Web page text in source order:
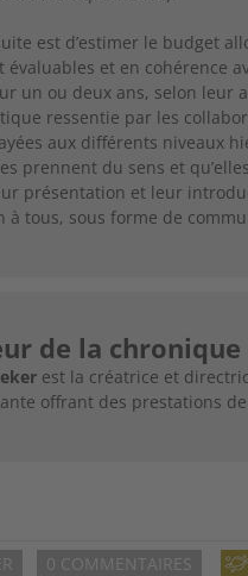
est d’estimer le budget
évaluables et en cohérence
un ou deux ans, selon leur
ressentie par les
aux différents niveaux
prennent du sens et
présentation et leur
à tous, sous forme de
de la chronique
est la créatrice et
offrant des prestations
0 COMMENTAIRES